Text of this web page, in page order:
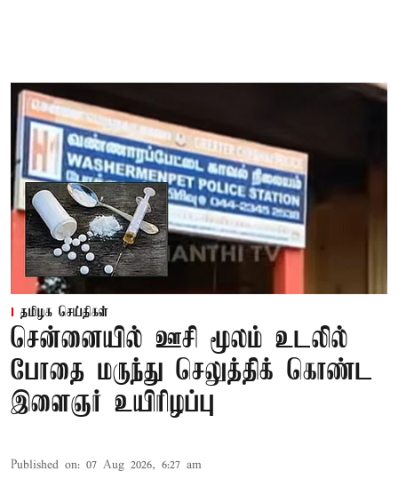
தமிழக செய்திகள்
சென்னையில் ஊசி மூலம் உடலில்
போதை மருந்து செலுத்திக் கொண்ட
இளைஞர் உயிரிழப்பு
Published on: 07 Aug 2026, 6:27 am